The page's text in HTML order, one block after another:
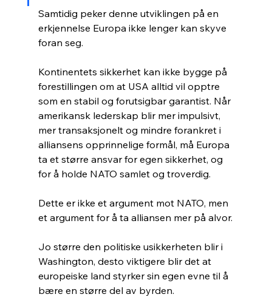
Samtidig peker denne utviklingen på en
erkjennelse Europa ikke lenger kan skyve
foran seg.
Kontinentets sikkerhet kan ikke bygge på
forestillingen om at USA alltid vil opptre
som en stabil og forutsigbar garantist. Når
amerikansk lederskap blir mer impulsivt,
mer transaksjonelt og mindre forankret i
alliansens opprinnelige formål, må Europa
ta et større ansvar for egen sikkerhet, og
for å holde NATO samlet og troverdig.
Dette er ikke et argument mot NATO, men
et argument for å ta alliansen mer på alvor.
Jo større den politiske usikkerheten blir i
Washington, desto viktigere blir det at
europeiske land styrker sin egen evne til å
bære en større del av byrden.